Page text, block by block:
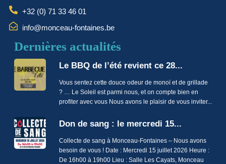
+32 (0) 71 33 46 01
info@monceau-fontaines.be
Dernières actualités
Le BBQ de l’été revient ce 28...
Vous sentez cette douce odeur de monoï et de grillade
? … Le Soleil est parmi nous, et on compte bien en
profiter avec vous Nous avons le plaisir de vous inviter...
Don de sang : le mercredi 15...
Collecte de sang à Monceau-Fontaines – Nous avons
besoin de vous ! Date : Mercredi 15 juillet 2026 Heure :
De 16h00 à 19h00 Lieu : Salle Les Cayats, Monceau